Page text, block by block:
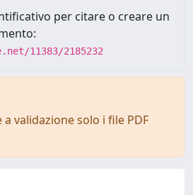
per citare o creare un
11383/2185232
validazione solo i file PDF